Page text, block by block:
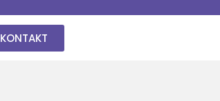
KONTAKT